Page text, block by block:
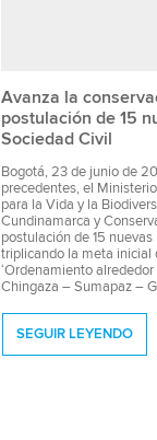
Avanza la
postulación de 15
Sociedad Civil
Bogotá, 23 de junio de
precedentes, el
para la Vida y la
Cundinamarca y
postulación de 15
triplicando la meta inicial
‘Ordenamiento
Chingaza – Sumapaz –
SEGUIR LEYENDO